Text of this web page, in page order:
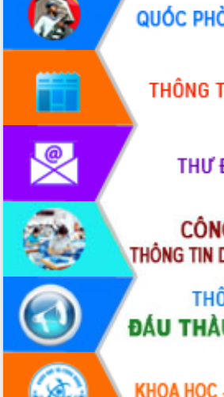
HĐND tỉnh thông qua điều chỉnh Quy
hoạch tỉnh thời kỳ 2021-2030
Hội thảo góp ý hồ sơ điều chỉnh quy
hoạch tỉnh Đắk Lắk thời kỳ 2021-2030,
tầm nhìn đến năm 2050
Nâng cao hiệu quả hoạt động của các
doanh nghiệp nhà nước
Hội nghị triển khai kết nối mạng
truyền số liệu chuyên dùng phục vụ cơ
quan Đảng, Nhà nước
Lễ phát động chuỗi hoạt động chung
tay làm sạch môi trường
Xã Ea Kar bước chuyển mình trong
công tác cải cách hành chính mô hình
mới
UBND tỉnh họp báo định kỳ tháng 4
năm 2026
Hội thảo khoa học “Giải pháp thúc đẩy
phát triển nền kinh tế xanh tại tỉnh
Đắk Lắk”
Tăng cường giám sát, đôn đốc thực
hiện nhiệm vụ quản lý tài sản công
hàng tuần